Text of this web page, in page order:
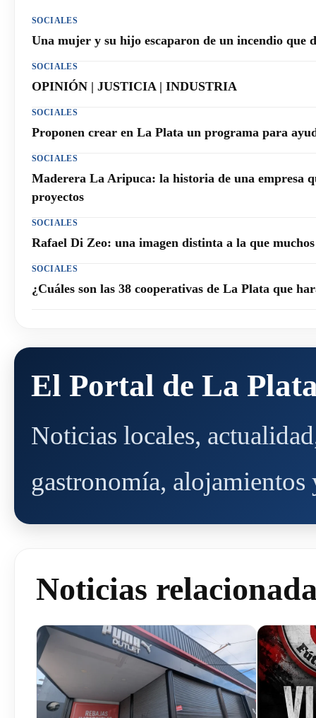
SOCIALES
Una mujer y su hijo escaparon de un incendio que
SOCIALES
OPINIÓN | JUSTICIA | INDUSTRIA
SOCIALES
Proponen crear en La Plata un programa para
SOCIALES
Maderera La Aripuca: la historia de una empresa
proyectos
SOCIALES
Rafael Di Zeo: una imagen distinta a la que
SOCIALES
¿Cuáles son las 38 cooperativas de La Plata que
El Portal de La
Noticias locales,
gastronomía,
Noticias